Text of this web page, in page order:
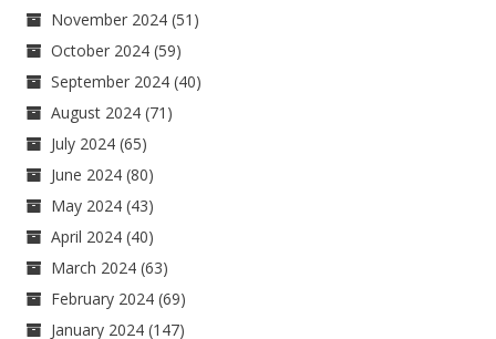
November 2024 (51)
October 2024 (59)
September 2024 (40)
August 2024 (71)
July 2024 (65)
June 2024 (80)
May 2024 (43)
April 2024 (40)
March 2024 (63)
February 2024 (69)
January 2024 (147)